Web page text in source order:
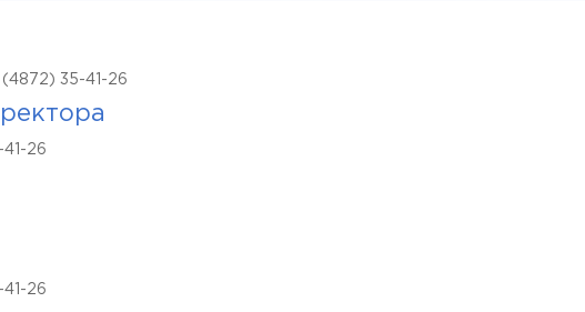
35-41-26
26
26